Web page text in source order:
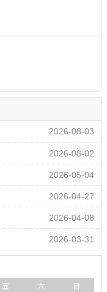
2026-08-03
2026-08-02
2026-05-04
2026-04-27
2026-04-08
2026-03-31
五 六 日